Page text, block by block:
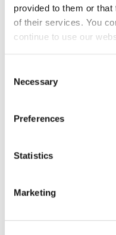
provided to them or
of their services. You
continue to use our
Selection
Necessary
Preferences
Statistics
Marketing
Explore insights